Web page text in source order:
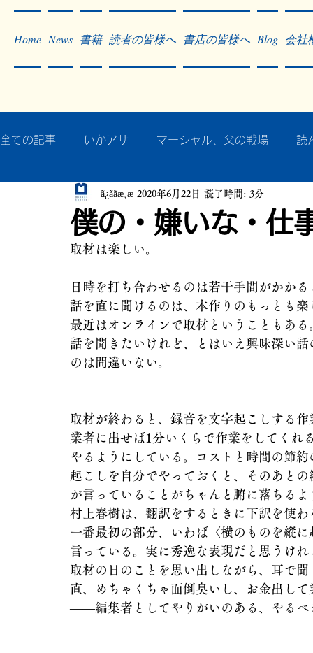
Home News 書籍 読者の皆様へ 書店の皆様へ Blog 会社
全ての記事 いかアサ マーシャル、父の戦場 読
秘蔵写真200枚でたどるアジア・太平洋戦争
作った本・作っている本
僕の・嫌いな・仕
ã¿ããæ¸æ 2020年6月22日 読了時間: 3分
取材は楽しい。
日時を打ち合わせるのは若干手間がかか
話を直に聞けるのは、本作りのもっとも
最近はオンラインで取材ということもあ
話を聞きたいけれど、とはいえ興味深い
のは間違いない。
取材が終わると、録音を文字起こしする作
業者に出せば1分いくらで作業をしてくれ
やるようにしている。コストと時間の節
起こしを自分でやっておくと、そのあと
が言っていることがちゃんと腑に落ちる
村上春樹は、翻訳をするときに下訳を使
一番最初の部分、いわば〈横のものを縦
言っている。実に秀逸な表現だと思うけ
取材の日のことを思い出しながら、耳で
直、めちゃくちゃ面倒臭いし、お金出し
――編集者としてやりがいのある、やるべ